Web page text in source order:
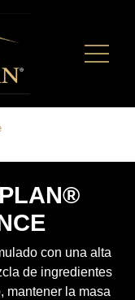
con una alta
de ingredientes
mantener la masa